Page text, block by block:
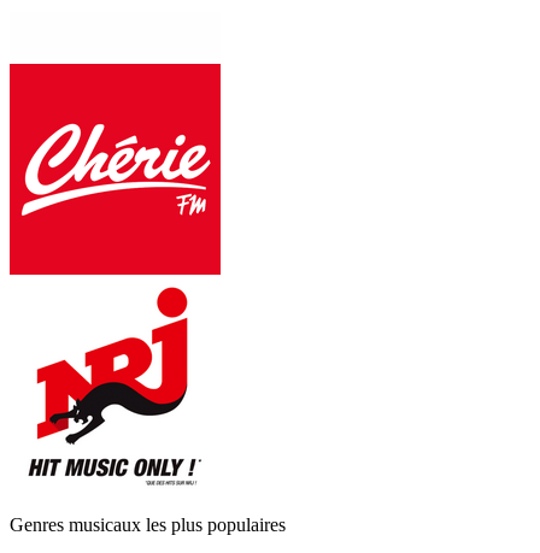
Genres musicaux les plus populaires